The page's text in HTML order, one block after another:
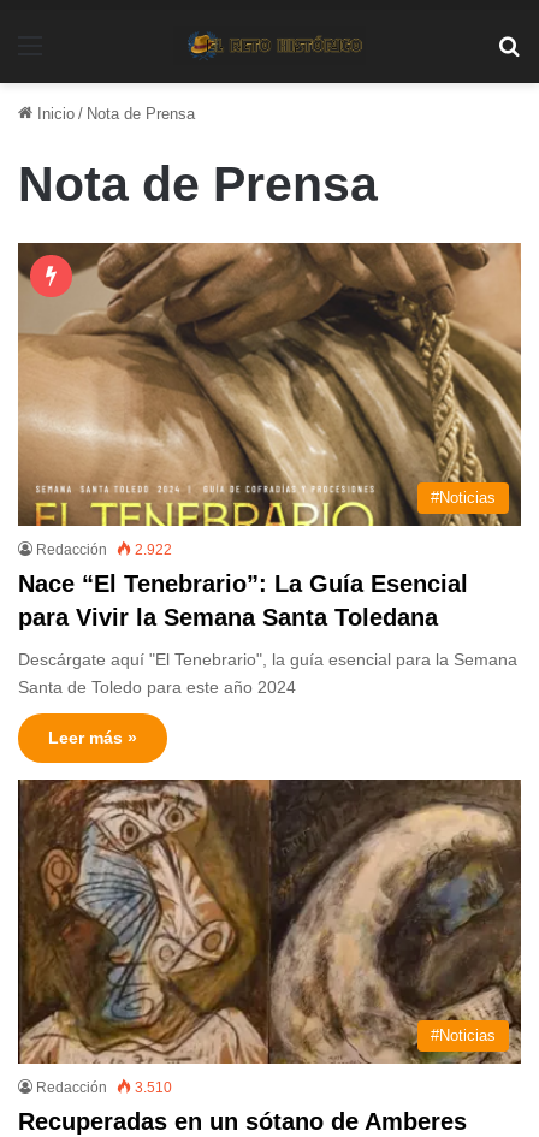
Inicio / Nota de Prensa
Nota de Prensa
#Noticias
Redacción 2.922
Nace “El Tenebrario”: La Guía Esencial
para Vivir la Semana Santa Toledana
Descárgate aquí "El Tenebrario", la guía esencial para la Semana
Santa de Toledo para este año 2024
Leer más »
#Noticias
Redacción 3.510
Recuperadas en un sótano de Amberes